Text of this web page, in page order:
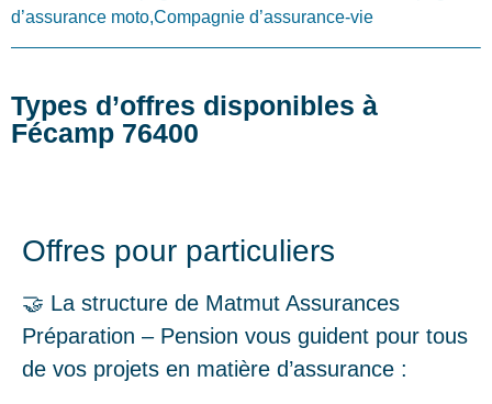
d’assurance moto,Compagnie d’assurance-vie
Types d’offres disponibles à
Fécamp 76400
Offres pour particuliers
🤝 La structure de Matmut Assurances
Préparation – Pension vous guident pour tous
de vos projets en matière d’assurance :